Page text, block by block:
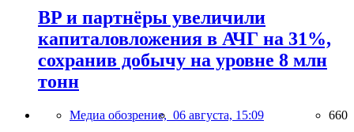
BP и партнёры увеличили
капиталовложения в АЧГ на 31%,
сохранив добычу на уровне 8 млн
тонн
Медиа обозрение, 06 августа, 15:09 660